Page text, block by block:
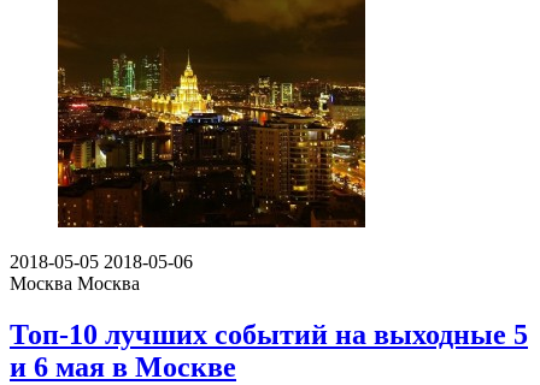
2018-05-05 2018-05-06
Москва Москва
Топ-10 лучших событий на выходные 5
и 6 мая в Москве